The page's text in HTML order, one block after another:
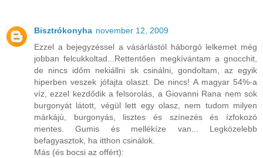
Bisztrókonyha november 12, 2009
Ezzel a bejegyzéssel a vásárlástól háborgó lelkemet még
jobban felcukkoltad...Rettentően megkívántam a gnocchit,
de nincs időm nekiállni sk csinálni, gondoltam, az egyik
hiperben veszek jófajta olaszt. De nincs! A magyar 54%-a
víz, ezzel kezdődik a felsorolás, a Giovanni Rana nem sok
burgonyát látott, végül lett egy olasz, nem tudom milyen
márkájú, burgonyás, lisztes és színezés és ízfokozó
mentes. Gumis és mellékíze van... Legközelebb
befagyasztok, ha itthon csinálok.
Más (és bocsi az offért):